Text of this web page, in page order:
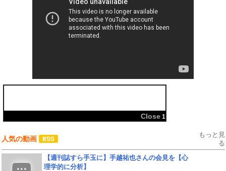
Close 1
人気の動画
もっと見
る
【週刊誌すら手玉に】手越祐也さんの会見を【心
理学的に分析】